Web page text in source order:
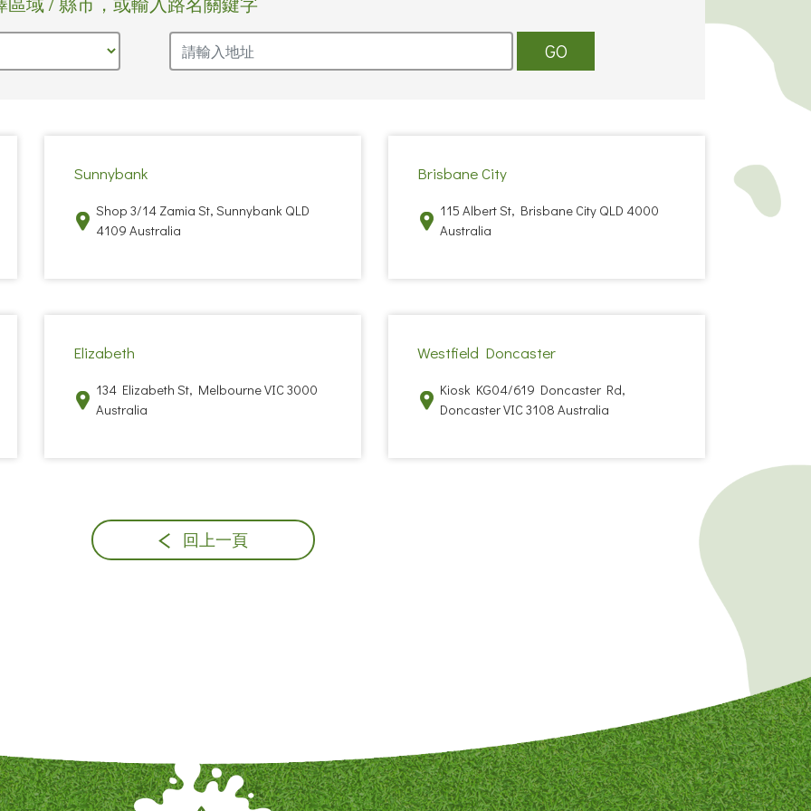
GO
Sunnybank
Shop 3/14 Zamia St, Sunnybank QLD
4109 Australia
Brisbane City
115 Albert St, Brisbane City QLD 4000
Australia
Elizabeth
134 Elizabeth St, Melbourne VIC 3000
Australia
Westfield Doncaster
Kiosk KG04/619 Doncaster Rd,
Doncaster VIC 3108 Australia
回上一頁